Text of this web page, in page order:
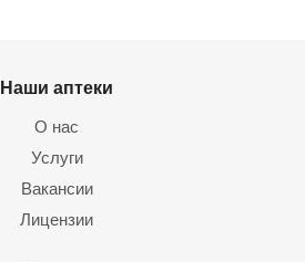
Наши аптеки
О нас
Услуги
Вакансии
Лицензии